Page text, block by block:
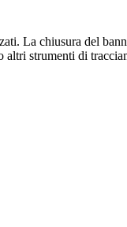
La chiusura del
strumenti di